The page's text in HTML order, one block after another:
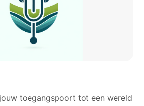
toegangspoort tot een wereld